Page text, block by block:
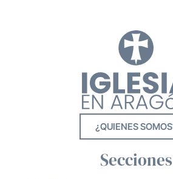
¿QUIENES
Secciones